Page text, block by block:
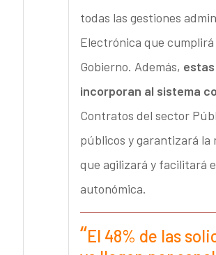
todas las gestiones
Electrónica que cumplirá
Gobierno. Además,
incorporan al sistema
Contratos del sector
públicos y garantizará
que agilizará y facilitará
autonómica.
El 48% de las